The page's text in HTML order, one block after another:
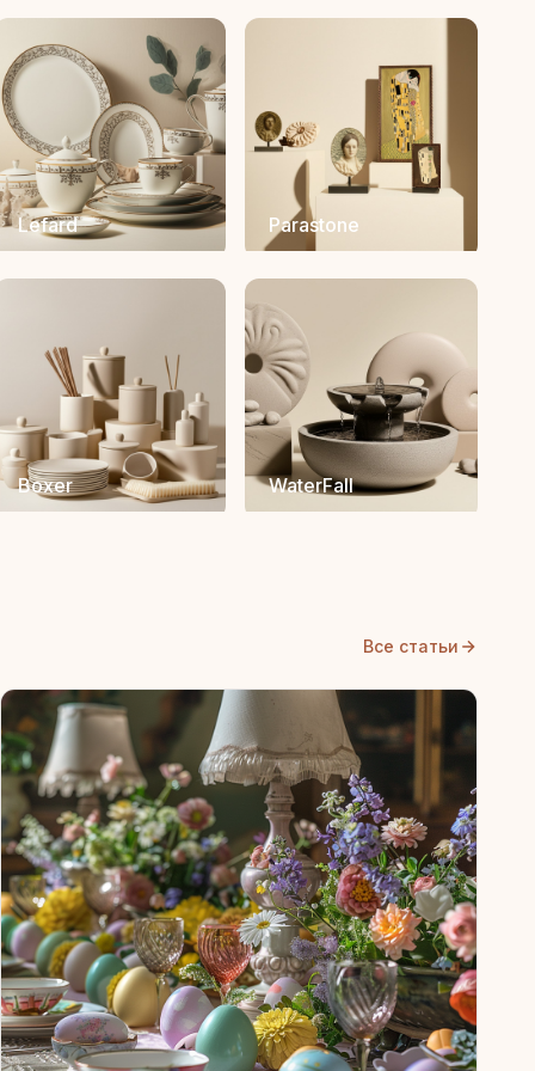
Lefard Parastone
Boxer WaterFall
Все статьи